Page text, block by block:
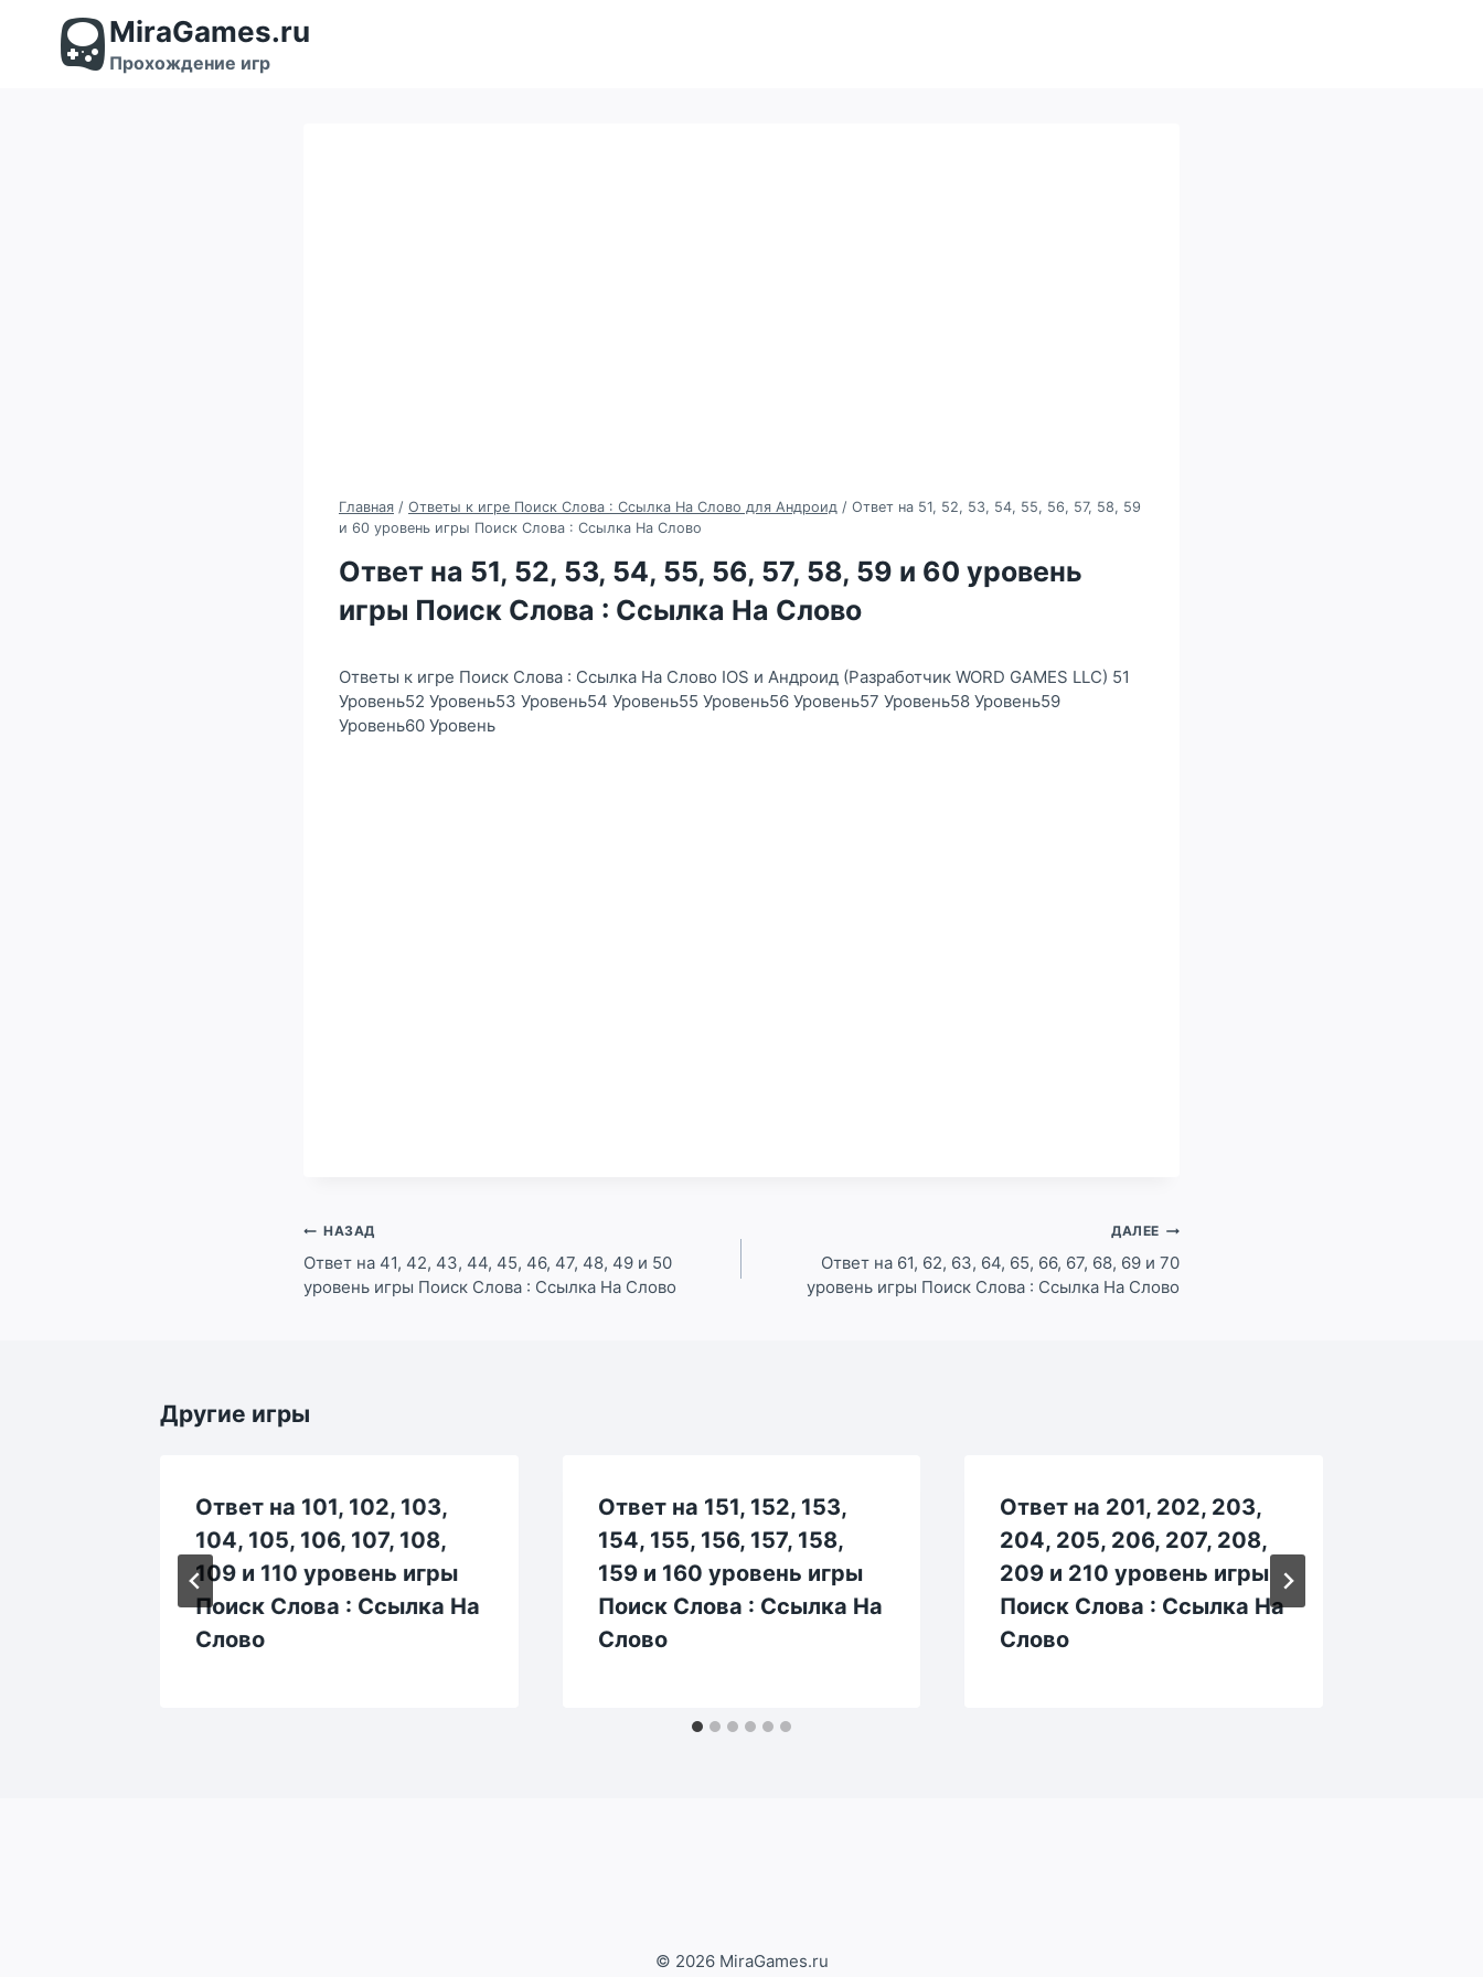
содержимому
MiraGames.ru
Прохождение игр
Главная / Ответы к игре Поиск Слова : Ссылка На Слово для Андроид / Ответ на 51, 52, 53, 54, 55, 56, 57, 58, 59
и 60 уровень игры Поиск Слова : Ссылка На Слово
Ответ на 51, 52, 53, 54, 55, 56, 57, 58, 59 и 60 уровень
игры Поиск Слова : Ссылка На Слово
Ответы к игре Поиск Слова : Ссылка На Слово IOS и Андроид (Разработчик WORD GAMES LLC) 51
Уровень52 Уровень53 Уровень54 Уровень55 Уровень56 Уровень57 Уровень58 Уровень59
Уровень60 Уровень
Навигация
по
записям
НАЗАД
Ответ на 41, 42, 43, 44, 45, 46, 47, 48, 49 и 50
уровень игры Поиск Слова : Ссылка На Слово
ДАЛЕЕ
Ответ на 61, 62, 63, 64, 65, 66, 67, 68, 69 и 70
уровень игры Поиск Слова : Ссылка На Слово
Другие игры
Ответ на 101, 102, 103,
104, 105, 106, 107, 108,
109 и 110 уровень игры
Поиск Слова : Ссылка На
Слово
Ответ на 151, 152, 153,
154, 155, 156, 157, 158,
159 и 160 уровень игры
Поиск Слова : Ссылка На
Слово
Ответ на 201, 202, 203,
204, 205, 206, 207, 208,
209 и 210 уровень игры
Поиск Слова : Ссылка На
Слово
© 2026 MiraGames.ru